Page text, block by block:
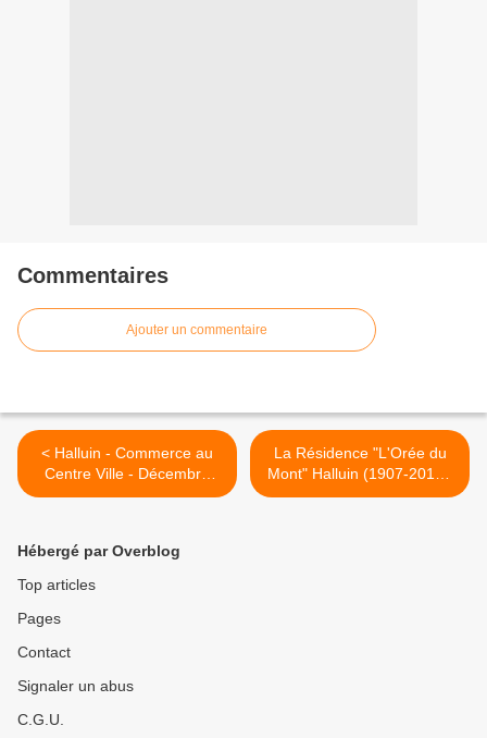
Commentaires
Ajouter un commentaire
< Halluin - Commerce au
Centre Ville - Décembre
2012.
La Résidence "L'Orée du
Mont" Halluin (1907-2013).
>
Hébergé par Overblog
Top articles
Pages
Contact
Signaler un abus
C.G.U.